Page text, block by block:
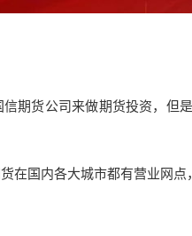
期货公司来做期货投资，但
在国内各大城市都有营业网点